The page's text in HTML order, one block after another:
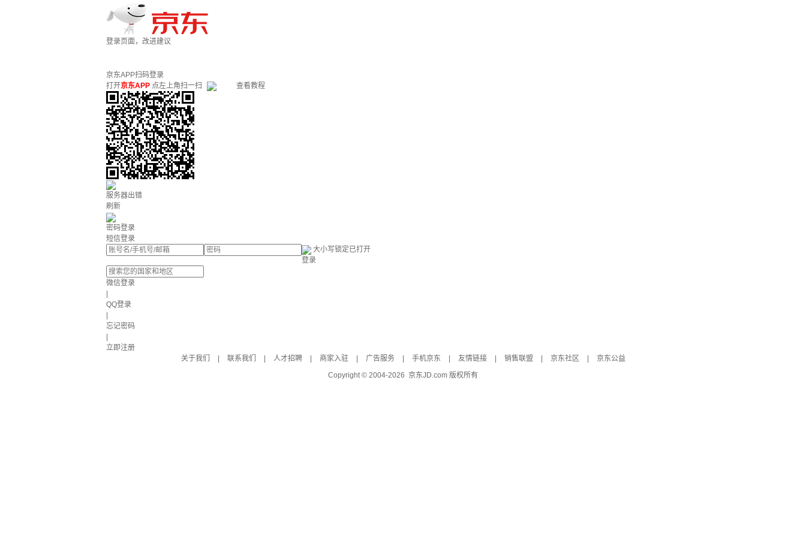
登录页面，改进建议
京东APP扫码登录
打开京东APP 点左上角扫一扫 查看教程
服务器出错
刷新
密码登录
短信登录
大小写锁定已打开
登录
微信登录
QQ登录
忘记密码
立即注册
关于我们
联系我们 人才招聘 商家入驻 广告服务 手机京东 友情链接 销售联盟 京东社区
京东公益
Copyright © 2004-2026 京东JD.com 版权所有